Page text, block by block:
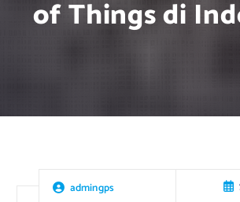
of Things di
admingps